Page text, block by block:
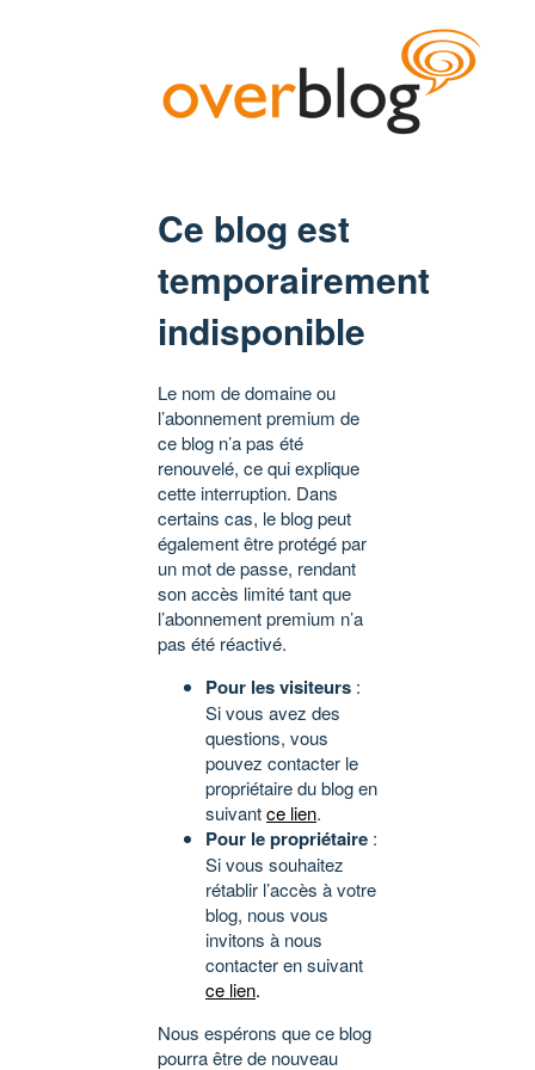
Ce blog est
temporairement
indisponible
Le nom de domaine ou
l’abonnement premium de
ce blog n’a pas été
renouvelé, ce qui explique
cette interruption. Dans
certains cas, le blog peut
également être protégé par
un mot de passe, rendant
son accès limité tant que
l’abonnement premium n’a
pas été réactivé.
Pour les visiteurs :
Si vous avez des
questions, vous
pouvez contacter le
propriétaire du blog en
suivantce lien.
Pour le propriétaire :
Si vous souhaitez
rétablir l’accès à votre
blog, nous vous
invitons à nous
contacter en suivant
ce lien.
Nous espérons que ce blog
pourra être de nouveau